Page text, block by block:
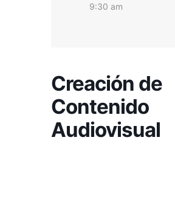
9:30 am
Creación de
Contenido
Audiovisual